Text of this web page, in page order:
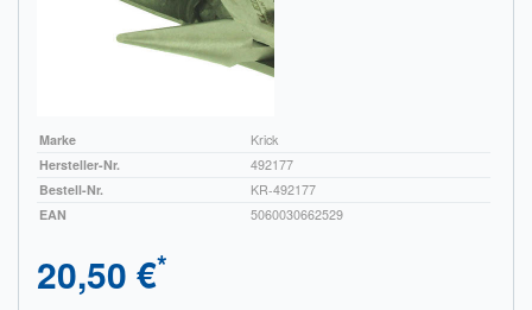
Marke
Krick
Hersteller-Nr.
492177
Bestell-Nr.
KR-492177
EAN
5060030662529
20,50 €*